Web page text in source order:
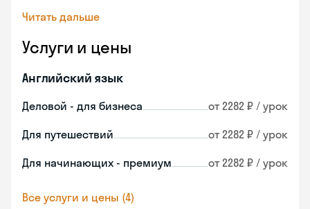
Читать дальше
Услуги и цены
Английский язык
Деловой - для бизнеса от 2282 ₽ / урок
Для путешествий от 2282 ₽ / урок
Для начинающих - премиум от 2282 ₽ / урок
Все услуги и цены (4)